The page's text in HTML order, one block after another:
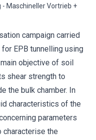
Maschineller Vortrieb +
campaign carried
EPB tunnelling using
objective of soil
shear strength to
the bulk chamber. In
characteristics of the
parameters
characterise the